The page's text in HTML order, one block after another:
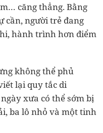
căng thẳng. Bằng
cần, người trẻ đang
hành trình hơn điểm
không thể phủ
lại quy tắc di
xưa có thể sớm bị
ba lô nhỏ và một tinh